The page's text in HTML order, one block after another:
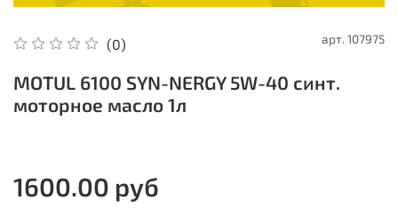
(0) арт. 107975
MOTUL 6100 SYN-NERGY 5W-40 синт.
моторное масло 1л
1600.00 руб